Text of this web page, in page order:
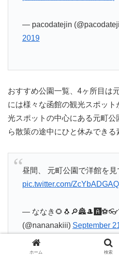
— pacodatejin
2019
おすすめ公園一覧、4ヶ所目は
には様々な函館の観光スポッ
光スポットの中心にある元町
ら散策の途中にひと休みできる
昼間、 元町公園で洋館を見
pic.twitter.com/
— ななき
(@nananakiii) September
ホーム 検索